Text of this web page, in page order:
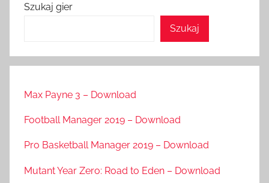
Szukaj gier
Szukaj
Max Payne 3 – Download
Football Manager 2019 – Download
Pro Basketball Manager 2019 – Download
Mutant Year Zero: Road to Eden – Download